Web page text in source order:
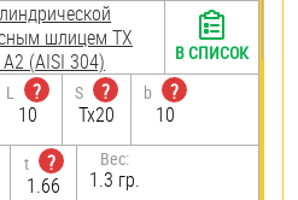
шлицем TX
(AISI 304)
L
?
10
S
?
Tx20
b
?
10
t
?
1.66
Вес:
1.3 гр.
В СПИСОК